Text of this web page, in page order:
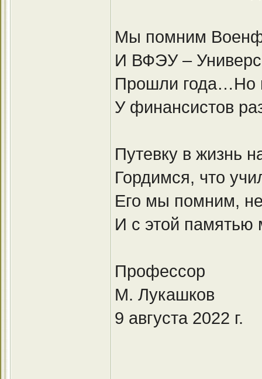
Мы помним
И ВФЭУ –
Прошли года…Но
У финансистов
Путевку в жизнь
Гордимся, что
Его мы помним,
И с этой
Профессор
М. Лукашков
9 августа 2022 г.